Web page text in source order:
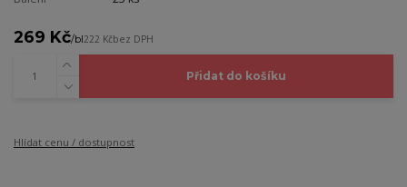
269 Kč/bl222 Kčbez DPH
Přidat do košíku
Hlídat cenu / dostupnost